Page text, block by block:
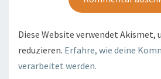
Diese Website verwendet Akismet,
reduzieren. Erfahre, wie deine
verarbeitet werden.